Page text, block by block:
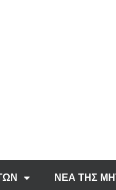
ΝΕΑ ΤΗΣ